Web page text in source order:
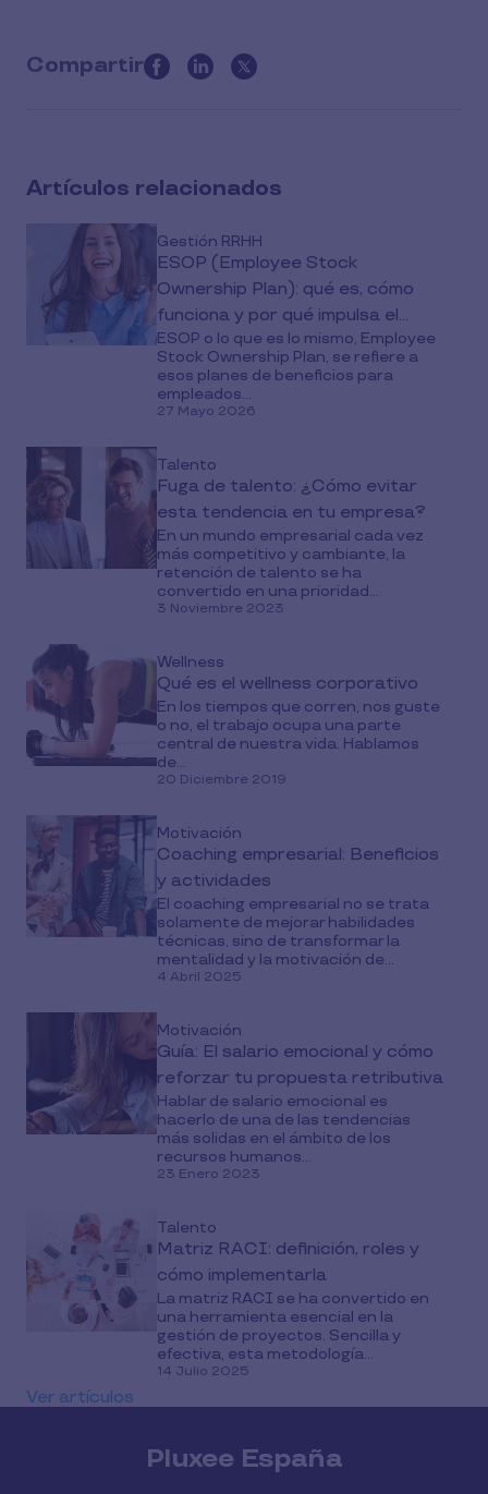
Compartir
this
media
Artículos relacionados
Gestión RRHH
ESOP (Employee Stock
Ownership Plan): qué es, cómo
funciona y por qué impulsa el
compromiso de los empleados
ESOP o lo que es lo mismo, Employee
Stock Ownership Plan, se refiere a
esos planes de beneficios para
empleados...
27 Mayo 2026
Talento
Fuga de talento: ¿Cómo evitar
esta tendencia en tu empresa?
En un mundo empresarial cada vez
más competitivo y cambiante, la
retención de talento se ha
convertido en una prioridad...
3 Noviembre 2023
Wellness
Qué es el wellness corporativo
En los tiempos que corren, nos guste
o no, el trabajo ocupa una parte
central de nuestra vida. Hablamos
de...
20 Diciembre 2019
Motivación
Coaching empresarial: Beneficios
y actividades
El coaching empresarial no se trata
solamente de mejorar habilidades
técnicas, sino de transformar la
mentalidad y la motivación de...
4 Abril 2025
Motivación
Guía: El salario emocional y cómo
reforzar tu propuesta retributiva
Hablar de salario emocional es
hacerlo de una de las tendencias
más solidas en el ámbito de los
recursos humanos...
23 Enero 2023
Talento
Matriz RACI: definición, roles y
cómo implementarla
La matriz RACI se ha convertido en
una herramienta esencial en la
gestión de proyectos. Sencilla y
efectiva, esta metodología...
14 Julio 2025
Ver artículos
Pluxee España